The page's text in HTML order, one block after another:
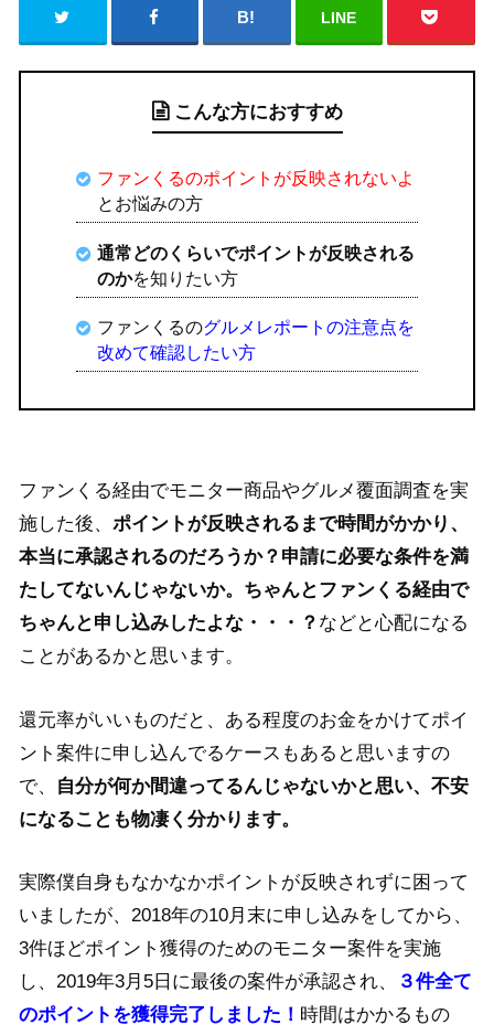
LINE
こんな方におすすめ
ファンくるのポイントが反映されないよ
とお悩みの方
通常どのくらいでポイントが反映される
のかを知りたい方
ファンくるのグルメレポートの注意点を
改めて確認したい方
ファンくる経由でモニター商品やグルメ覆面調査を実
施した後、ポイントが反映されるまで時間がかかり、
本当に承認されるのだろうか？申請に必要な条件を満
たしてないんじゃないか。ちゃんとファンくる経由で
ちゃんと申し込みしたよな・・・？ などと心配になる
ことがあるかと思います。
還元率がいいものだと、ある程度のお金をかけてポイ
ント案件に申し込んでるケースもあると思いますの
で、 自分が何か間違ってるんじゃないかと思い、不安
になることも物凄く分かります。
実際僕自身もなかなかポイントが反映されずに困って
いましたが、2018年の10月末に申し込みをしてから、
3件ほどポイント獲得のためのモニター案件を実施
し、2019年3月5日に最後の案件が承認され、
３件全て
のポイントを獲得完了しました！ 時間はかかるもの